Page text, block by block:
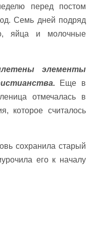
перед постом
Семь дней подряд
яйца и молочные
элементы
Еще в
отмечалась в
которое считалось
сохранила старый
его к началу